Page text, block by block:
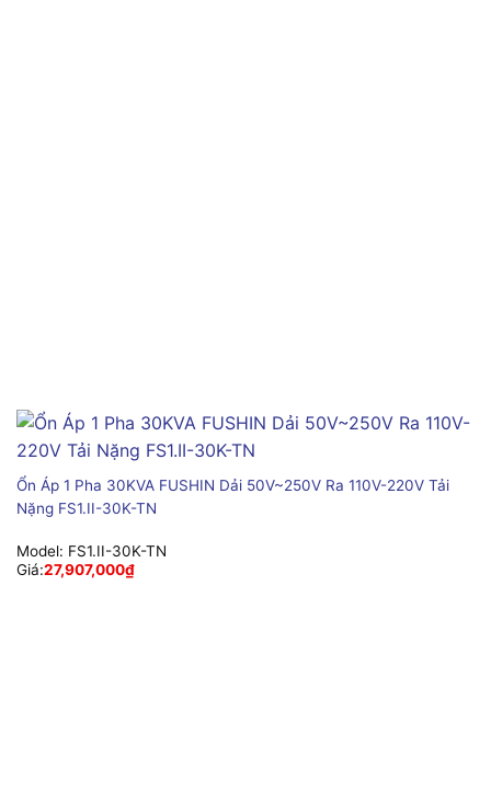
Ổn Áp 1 Pha 30KVA FUSHIN Dải 50V~250V Ra 110V-220V Tải
Nặng FS1.II-30K-TN
Model: FS1.II-30K-TN
Giá:27,907,000₫